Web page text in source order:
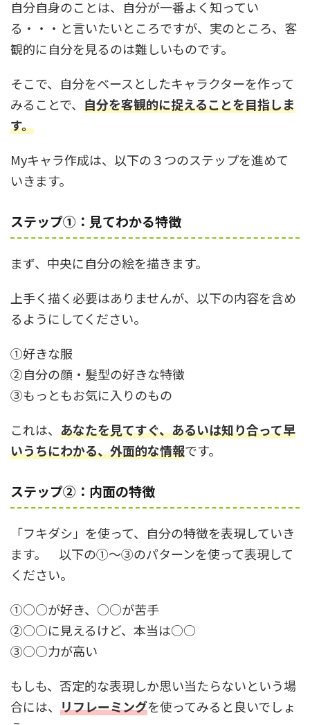
自分自身のことは、自分が一番よく知ってい
る・・・と言いたいところですが、実のところ、客
観的に自分を見るのは難しいものです。
そこで、自分をベースとしたキャラクターを作って
みることで、 自分を客観的に捉えることを目指しま
す。
Myキャラ作成は、以下の３つのステップを進めて
いきます。
ステップ① ：見てわかる特徴
まず、中央に自分の絵を描きます。
上手く描く必要はありませんが、以下の内容を含め
るようにしてください。
①好きな服
②自分の顔・髪型の好きな特徴
③もっともお気に入りのもの
これは、 あなたを見てすぐ、あるいは知り合って早
いうちにわかる、外面的な情報です。
ステップ②：内面の特徴
「フキダシ」を使って、自分の特徴を表現していき
ます。 以下の①～③のパターンを使って表現して
ください。
①○○が好き、○○が苦手
②○○に見えるけど、本当は○○
③○○力が高い
もしも、否定的な表現しか思い当たらないという場
合には、 リフレーミングを使ってみると良いでしょ